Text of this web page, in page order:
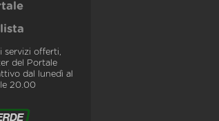
servizi offerti,
del Portale
dal lunedì al
20.00